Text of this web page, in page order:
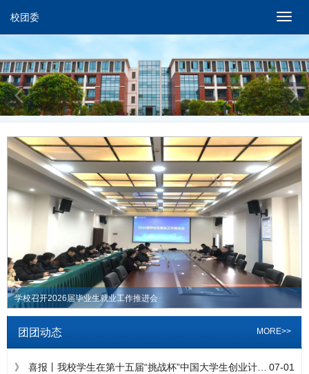
切
航
校团委
学校召开2026届毕业生就业工作推进会
团团动态 MORE>>
》 07-01